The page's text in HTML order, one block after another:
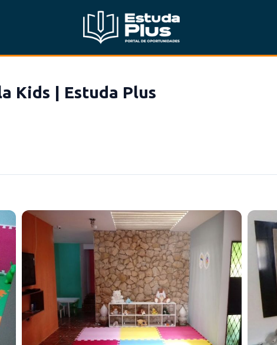
Kids | Estuda Plus